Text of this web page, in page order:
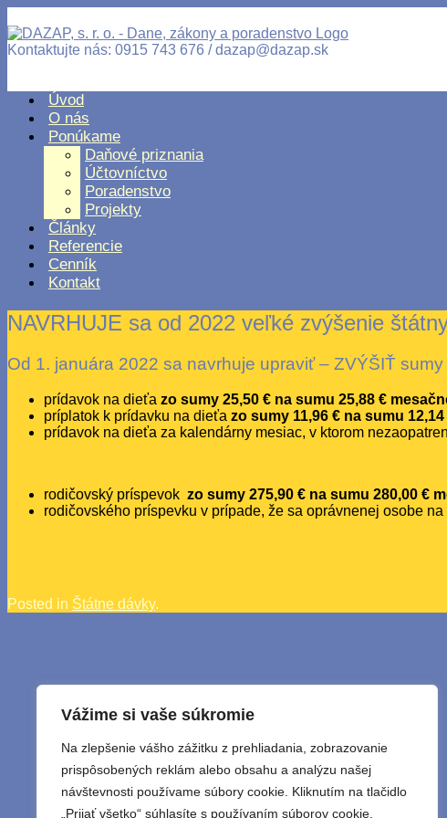
Vážime si vaše súkromie
Na zlepšenie vášho zážitku z prehliadania, zobrazovanie
prispôsobených reklám alebo obsahu a analýzu našej
návštevnosti používame súbory cookie. Kliknutím na tlačidlo
„Prijať všetko“ súhlasíte s používaním súborov cookie.
Kontaktujte nás: 0915 743 676 / dazap@dazap.sk
Úvod
O nás
Ponúkame
Daňové priznania
Účtovníctvo
Poradenstvo
Projekty
Články
Referencie
Cenník
Kontakt
NAVRHUJE sa od 2022 veľké zvýšenie
Od 1. januára 2022 sa navrhuje upraviť – ZVÝŠIŤ
prídavok na dieťa zo sumy 25,50 € na sumu 25,88 €
príplatok k prídavku na dieťa zo sumy 11,96 € na sumu
prídavok na dieťa za kalendárny mesiac, v ktorom
rodičovský príspevok zo sumy 275,90 € na sumu 280,00 €
rodičovského príspevku v prípade, že sa oprávnenej osobe
Posted in Štátne dávky.